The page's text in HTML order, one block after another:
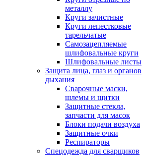
металлу
Круги зачистные
Круги лепестковые
тарельчатые
Самозацепляемые
шлифовальные круги
Шлифовальные листы
Защита лица, глаз и органов
дыхания
Сварочные маски,
шлемы и щитки
Защитные стекла,
запчасти для масок
Блоки подачи воздуха
Защитные очки
Респираторы
Спецодежда для сварщиков